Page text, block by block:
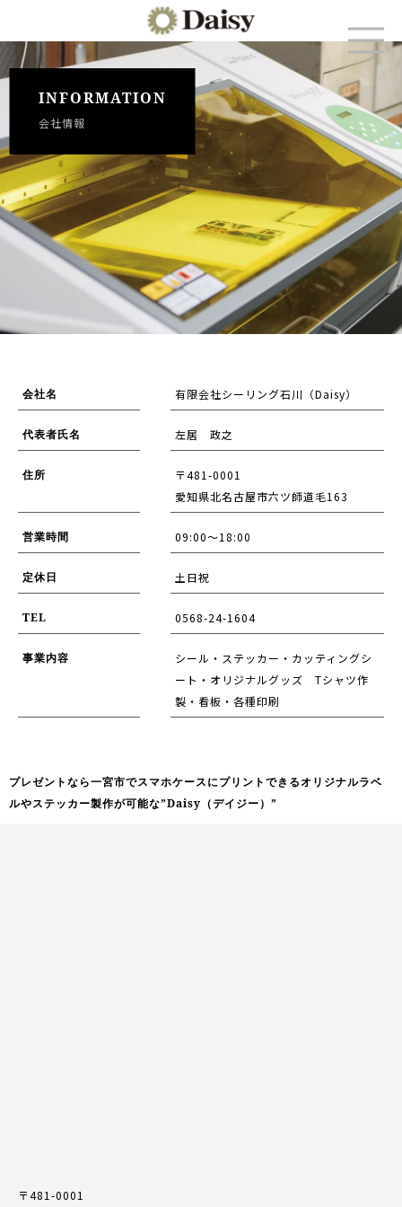
INFORMATION
会社情報
会社名 有限会社シーリング石川（Daisy）
代表者氏名 左居 政之
住所
〒481-0001
愛知県北名古屋市六ツ師道毛163
営業時間 09:00〜18:00
定休日 土日祝
TEL 0568-24-1604
事業内容
シール・ステッカー・カッティングシ
ート・オリジナルグッズ Tシャツ作
製・看板・各種印刷
プレゼントなら一宮市でスマホケースにプリントできるオリジナルラベ
ルやステッカー製作が可能な”Daisy（デイジー）”
〒481-0001